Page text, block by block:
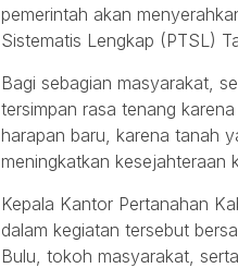
pemerintah akan
Sistematis Lengkap (PTSL)
Bagi sebagian masyarakat,
tersimpan rasa tenang
harapan baru, karena tanah
meningkatkan kesejahteraan
Kepala Kantor Pertanahan
dalam kegiatan tersebut
Bulu, tokoh masyarakat,